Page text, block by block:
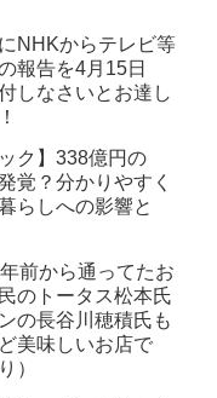
NHKからテレビ等
報告を4月15日
しなさいとお達し
ク】338億円の
覚？分かりやすく
らしへの影響と
前から通ってたお
のトータス松本氏
の長谷川穂積氏も
美味しいお店で
）